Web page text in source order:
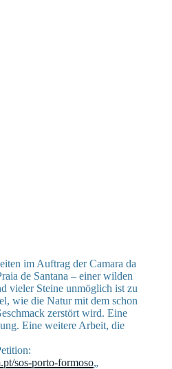
im Auftrag der Camara da
de Santana – einer wilden
vieler Steine unmöglich ist zu
wie die Natur mit dem schon
zerstört wird. Eine
Eine weitere Arbeit, die
sos-porto-formoso„